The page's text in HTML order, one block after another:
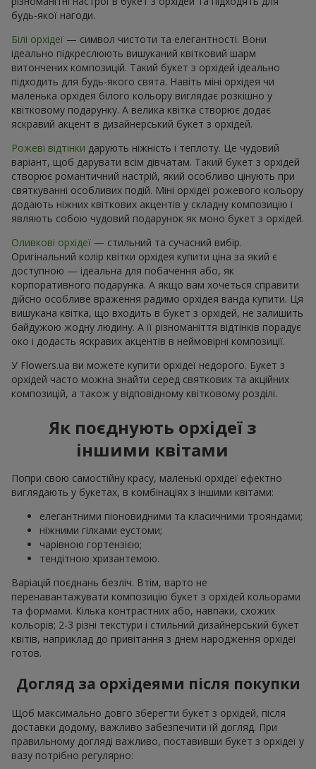
будь-якої нагоди.
Білі орхідеї — символ чистоти та елегантності. Вони
ідеально підкреслюють вишуканий квітковий шарм
витончених композицій. Такий букет з орхідей ідеально
підходить для будь-якого свята. Навіть міні орхідея чи
маленька орхідея білого кольору виглядає розкішно у
квітковому подарунку. А велика квітка створює додає
яскравий акцент в дизайнерський букет з орхідей.
Рожеві відтінки дарують ніжність і теплоту. Це чудовий
варіант, щоб дарувати всім дівчатам. Такий букет з орхідей
створює романтичний настрій, який особливо цінують при
святкуванні особливих подій. Міні орхідеї рожевого кольору
додають ніжних квіткових акцентів у складну композицію і
являють собою чудовий подарунок як моно букет з орхідей.
Оливкові орхідеї — стильний та сучасний вибір.
Оригінальний колір квітки орхідея купити ціна за який є
доступною — ідеальна для побачення або, як
корпоративного подарунка. А якщо вам хочеться справити
дійсно особливе враження радимо орхідея ванда купити. Ця
вишукана квітка, що входить в букет з орхідей, не залишить
байдужою жодну людину. А її різноманіття відтінків порадує
око і додасть яскравих акцентів в неймовірні композиції.
У Flowers.ua ви можете купити орхідеї недорого. Букет з
орхідей часто можна знайти серед святкових та акційних
композицій, а також у відповідному квітковому розділі.
Як поєднують орхідеї з
іншими квітами
Попри свою самостійну красу, маленькі орхідеї ефектно
виглядають у букетах, в комбінаціях з іншими квітами:
елегантними піоновидними та класичними трояндами;
ніжними гілками еустоми;
чарівною гортензією;
тендітною хризантемою.
Варіацій поєднань безліч. Втім, варто не
перенавантажувати композицію букет з орхідей кольорами
та формами. Кілька контрастних або, навпаки, схожих
кольорів; 2-3 різні текстури і стильний дизайнерський букет
квітів, наприклад до привітання з днем народження орхідеї
готов.
Догляд за орхідеями після покупки
Щоб максимально довго зберегти букет з орхідей, після
доставки додому, важливо забезпечити їй догляд. При
правильному догляді важливо, поставивши букет з орхідеї у
вазу потрібно регулярно: